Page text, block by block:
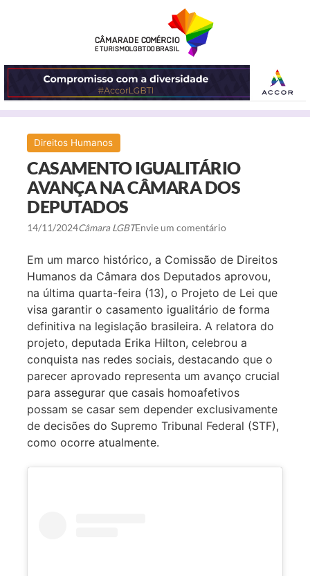
O
MENU
Direitos Humanos
CASAMENTO IGUALITÁRIO
AVANÇA NA CÂMARA DOS
DEPUTADOS
14/11/2024Câmara LGBTEnvie um comentário
Em um marco histórico, a Comissão de Direitos
Humanos da Câmara dos Deputados aprovou,
na última quarta-feira (13), o Projeto de Lei que
visa garantir o casamento igualitário de forma
definitiva na legislação brasileira. A relatora do
projeto, deputada Erika Hilton, celebrou a
conquista nas redes sociais, destacando que o
parecer aprovado representa um avanço crucial
para assegurar que casais homoafetivos
possam se casar sem depender exclusivamente
de decisões do Supremo Tribunal Federal (STF),
como ocorre atualmente.